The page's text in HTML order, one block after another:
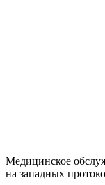
Медицинское
на западных